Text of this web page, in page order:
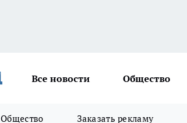
Все новости Общество
Общество Заказать рекламу